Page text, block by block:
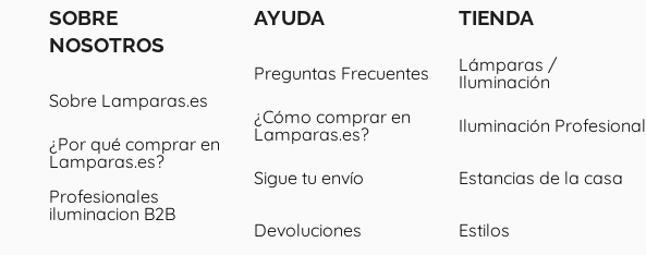
SOBRE
NOSOTROS
Sobre Lamparas.es
¿Por qué comprar en
Lamparas.es?
Profesionales
iluminacion B2B
AYUDA
Preguntas Frecuentes
¿Cómo comprar en
Lamparas.es?
Sigue tu envío
Devoluciones
TIENDA
Lámparas /
Iluminación
Iluminación Profesional
Estancias de la casa
Estilos